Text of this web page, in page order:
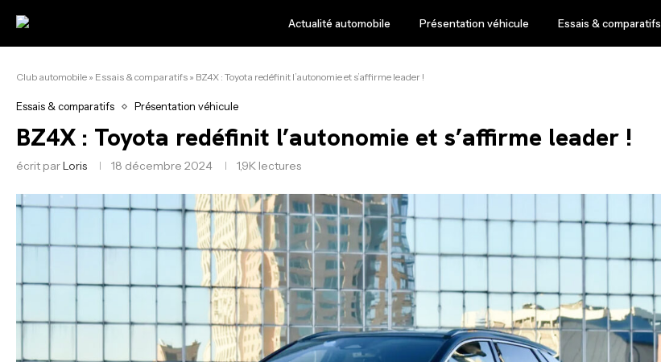
Actualité automobile Présentation véhicule Essais & comparatifs
Club automobile » Essais & comparatifs » BZ4X : Toyota redéfinit l’autonomie et s’affirme leader !
Essais & comparatifs Présentation véhicule
BZ4X : Toyota redéfinit l’autonomie et s’affirme leader !
écrit parLoris 18 décembre 2024 1,9K lectures